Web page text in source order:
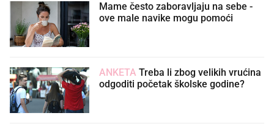
Mame često zaboravljaju na sebe -
ove male navike mogu pomoći
ANKETA
odgoditi početak školske godine?